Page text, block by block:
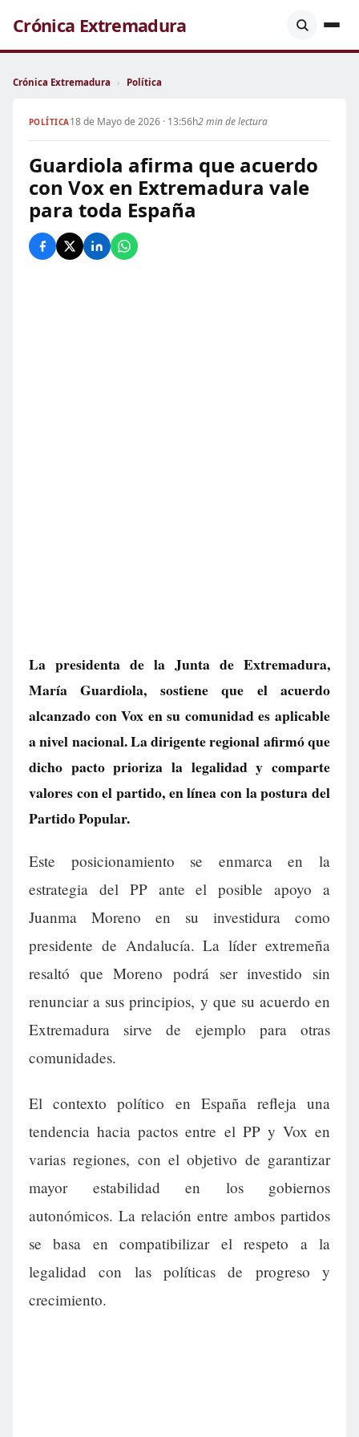
Crónica Extremadura
Crónica Extremadura › Política
POLÍTICA18 de Mayo de 2026 · 13:56h2 min de lectura
Guardiola afirma que acuerdo
con Vox en Extremadura vale
para toda España
La presidenta de la Junta de Extremadura,
María Guardiola, sostiene que el acuerdo
alcanzado con Vox en su comunidad es aplicable
a nivel nacional. La dirigente regional afirmó que
dicho pacto prioriza la legalidad y comparte
valores con el partido, en línea con la postura del
Partido Popular.
Este posicionamiento se enmarca en la
estrategia del PP ante el posible apoyo a
Juanma Moreno en su investidura como
presidente de Andalucía. La líder extremeña
resaltó que Moreno podrá ser investido sin
renunciar a sus principios, y que su acuerdo en
Extremadura sirve de ejemplo para otras
comunidades.
El contexto político en España refleja una
tendencia hacia pactos entre el PP y Vox en
varias regiones, con el objetivo de garantizar
mayor estabilidad en los gobiernos
autonómicos. La relación entre ambos partidos
se basa en compatibilizar el respeto a la
legalidad con las políticas de progreso y
crecimiento.